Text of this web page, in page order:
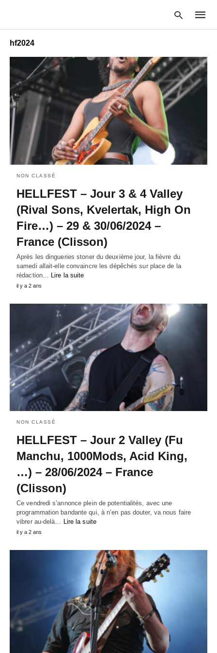
Type
your
hf2024
NON CLASSÉ
HELLFEST – Jour 3 & 4 Valley
(Rival Sons, Kvelertak, High On
Fire…) – 29 & 30/06/2024 –
France (Clisson)
Après les dingueries stoner du deuxième jour, la fièvre du
samedi allait-elle convaincre les dépêchés sur place de la
rédaction… Lire la suite
il y a 2 ans
NON CLASSÉ
HELLFEST – Jour 2 Valley (Fu
Manchu, 1000Mods, Acid King,
…) – 28/06/2024 – France
(Clisson)
Ce vendredi s’annonce plein de potentialités, avec une
programmation bandante qui, à n’en pas douter, va nous faire
vibrer au-delà… Lire la suite
il y a 2 ans